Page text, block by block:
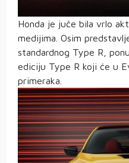
Honda je juče bila vrlo
medijima. Osim
standardnog Type R,
ediciju Type R koji će u
primeraka.